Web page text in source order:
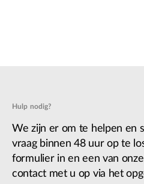
Hulp nodig?
We zijn er om te helpen en
vraag binnen 48 uur op te
formulier in en een van
contact met u op via het